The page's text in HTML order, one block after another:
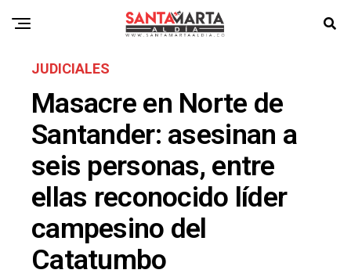
JUDICIALES
Masacre en Norte de
Santander: asesinan a
seis personas, entre
ellas reconocido líder
campesino del
Catatumbo